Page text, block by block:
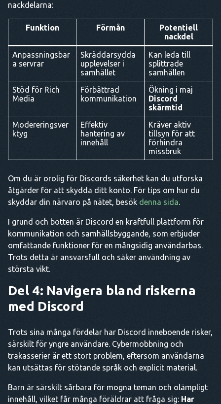
nackdelarna:
Funktion Förmån
Potentiell
nackdel
Anpassningsbar
a servrar
Skräddarsydda
upplevelser i
samhället
Kan leda till
splittrade
samhällen
Stöd för Rich
Media
Förbättrad
kommunikation
Ökning i maj
Discord
skärmtid
Modereringsver
ktyg
Effektiv
hantering av
innehåll
Kräver aktiv
tillsyn för att
förhindra
missbruk
Om du är orolig för Discords säkerhet kan du utforska
åtgärder för att skydda ditt konto. För tips om hur du
skyddar din närvaro på nätet, besök denna sida.
I grund och botten är Discord en kraftfull plattform för
kommunikation och samhällsbyggande, som erbjuder
omfattande funktioner för en mångsidig användarbas.
Trots detta är ansvarsfull och säker användning av
största vikt.
Del 4: Navigera bland riskerna
med Discord
Trots sina många fördelar har Discord inneboende risker,
särskilt för yngre användare. Cybermobbning och
trakasserier är ett stort problem, eftersom användarna
kan utsättas för stötande språk och explicit material.
Barn är särskilt sårbara för mogna teman och olämpligt
innehåll, vilket får många föräldrar att fråga sig: Har